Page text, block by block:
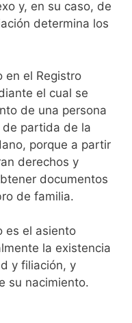
y, en su caso, de
determina los
en el Registro
el cual se
de una persona
de partida de la
porque a partir
derechos y
documentos
de familia.
es el asiento
la existencia
y filiación, y
su nacimiento.